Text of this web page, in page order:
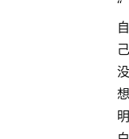
“
自
己
没
想
明